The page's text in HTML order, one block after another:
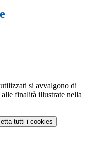
si avvalgono di
finalità illustrate nella
tutti i cookies